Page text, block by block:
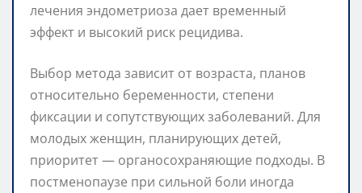
лечения эндометриоза дает временный
эффект и высокий риск рецидива.
Выбор метода зависит от возраста, планов
относительно беременности, степени
фиксации и сопутствующих заболеваний. Для
молодых женщин, планирующих детей,
приоритет — органосохраняющие подходы. В
постменопаузе при сильной боли иногда